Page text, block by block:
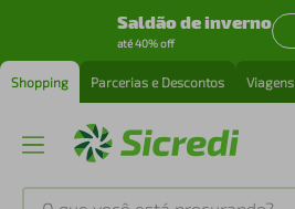
Saldão de inverno
até 40% off
Shopping Parcerias e Descontos Viagens
O que você está procurando?